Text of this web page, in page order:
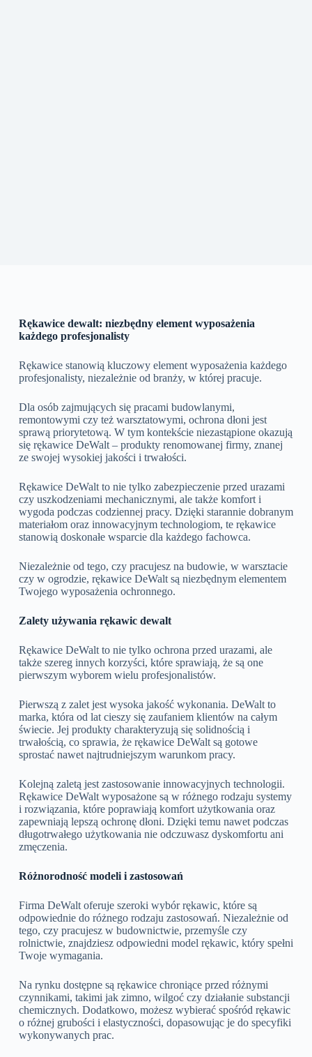
Rękawice dewalt: niezbędny element wyposażenia
każdego profesjonalisty
Rękawice stanowią kluczowy element wyposażenia każdego
profesjonalisty, niezależnie od branży, w której pracuje.
Dla osób zajmujących się pracami budowlanymi,
remontowymi czy też warsztatowymi, ochrona dłoni jest
sprawą priorytetową. W tym kontekście niezastąpione okazują
się rękawice DeWalt – produkty renomowanej firmy, znanej
ze swojej wysokiej jakości i trwałości.
Rękawice DeWalt to nie tylko zabezpieczenie przed urazami
czy uszkodzeniami mechanicznymi, ale także komfort i
wygoda podczas codziennej pracy. Dzięki starannie dobranym
materiałom oraz innowacyjnym technologiom, te rękawice
stanowią doskonałe wsparcie dla każdego fachowca.
Niezależnie od tego, czy pracujesz na budowie, w warsztacie
czy w ogrodzie, rękawice DeWalt są niezbędnym elementem
Twojego wyposażenia ochronnego.
Zalety używania rękawic dewalt
Rękawice DeWalt to nie tylko ochrona przed urazami, ale
także szereg innych korzyści, które sprawiają, że są one
pierwszym wyborem wielu profesjonalistów.
Pierwszą z zalet jest wysoka jakość wykonania. DeWalt to
marka, która od lat cieszy się zaufaniem klientów na całym
świecie. Jej produkty charakteryzują się solidnością i
trwałością, co sprawia, że rękawice DeWalt są gotowe
sprostać nawet najtrudniejszym warunkom pracy.
Kolejną zaletą jest zastosowanie innowacyjnych technologii.
Rękawice DeWalt wyposażone są w różnego rodzaju systemy
i rozwiązania, które poprawiają komfort użytkowania oraz
zapewniają lepszą ochronę dłoni. Dzięki temu nawet podczas
długotrwałego użytkowania nie odczuwasz dyskomfortu ani
zmęczenia.
Różnorodność modeli i zastosowań
Firma DeWalt oferuje szeroki wybór rękawic, które są
odpowiednie do różnego rodzaju zastosowań. Niezależnie od
tego, czy pracujesz w budownictwie, przemyśle czy
rolnictwie, znajdziesz odpowiedni model rękawic, który spełni
Twoje wymagania.
Na rynku dostępne są rękawice chroniące przed różnymi
czynnikami, takimi jak zimno, wilgoć czy działanie substancji
chemicznych. Dodatkowo, możesz wybierać spośród rękawic
o różnej grubości i elastyczności, dopasowując je do specyfiki
wykonywanych prac.